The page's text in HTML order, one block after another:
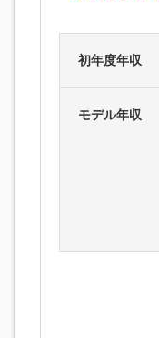
初年度年収
モデル年収